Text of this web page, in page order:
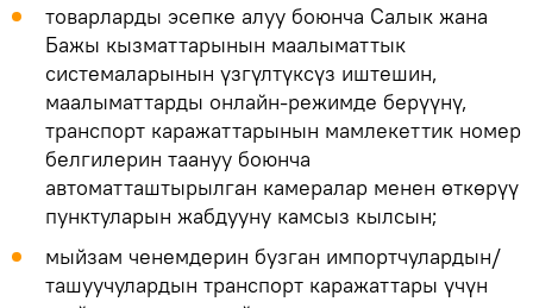
товарларды эсепке алуу боюнча Салык жана
Бажы кызматтарынын маалыматтык
системаларынын үзгүлтүксүз иштешин,
маалыматтарды онлайн-режимде берүүнү,
транспорт каражаттарынын мамлекеттик номер
белгилерин таануу боюнча
автоматташтырылган камералар менен өткөрүү
пунктуларын жабдууну камсыз кылсын;
мыйзам ченемдерин бузган импортчулардын/
ташуучулардын транспорт каражаттары үчүн